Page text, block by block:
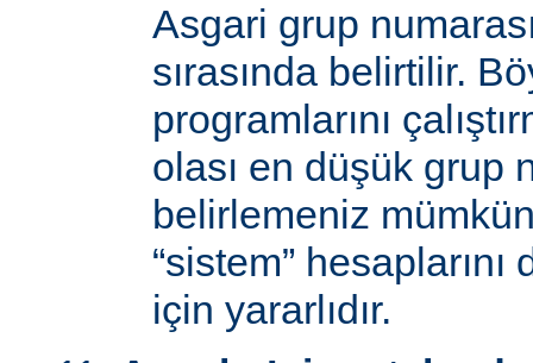
Asgari grup
sırasında belirtilir.
programlarını
olası en düşük grup
belirlemeniz mümkün
“sistem”
için yararlıdır.